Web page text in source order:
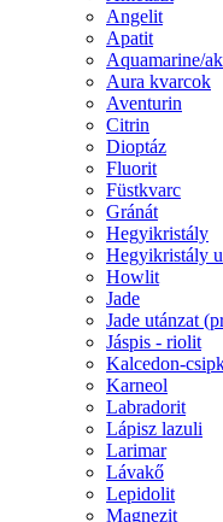
Angelit
Apatit
Aquamarine/
Aura kvarcok
Aventurin
Citrin
Dioptáz
Fluorit
Füstkvarc
Gránát
Hegyikristály
Hegyikristály
Howlit
Jade
Jade utánzat
Jáspis - riolit
Kalcedon-
Karneol
Labradorit
Lápisz lazuli
Larimar
Lávakő
Lepidolit
Magnezit